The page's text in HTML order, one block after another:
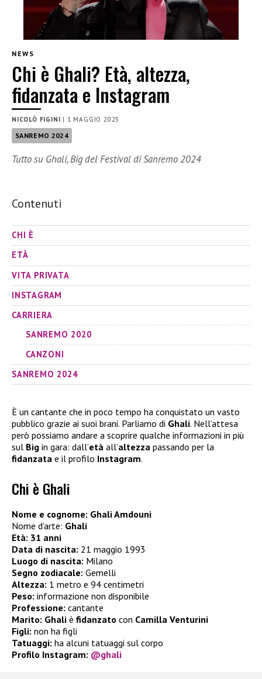
NEWS
Chi è Ghali? Età, altezza,
fidanzata e Instagram
NICOLÒ FIGINI | 1 MAGGIO 2025
SANREMO 2024
Tutto su Ghali, Big del Festival di Sanremo 2024
Contenuti
CHI È
ETÀ
VITA PRIVATA
INSTAGRAM
CARRIERA
SANREMO 2020
CANZONI
SANREMO 2024
È un cantante che in poco tempo ha conquistato un vasto
pubblico grazie ai suoi brani. Parliamo di Ghali. Nell’attesa
però possiamo andare a scoprire qualche informazioni in più
sul Big in gara: dall’età all’altezza passando per la
fidanzata e il profilo Instagram.
Chi è Ghali
Nome e cognome: Ghali Amdouni
Nome d’arte: Ghali
Età: 31 anni
Data di nascita: 21 maggio 1993
Luogo di nascita: Milano
Segno zodiacale: Gemelli
Altezza: 1 metro e 94 centimetri
Peso: informazione non disponibile
Professione: cantante
Marito: Ghali è fidanzato con Camilla Venturini
Figli: non ha figli
Tatuaggi: ha alcuni tatuaggi sul corpo
Profilo Instagram: @ghali